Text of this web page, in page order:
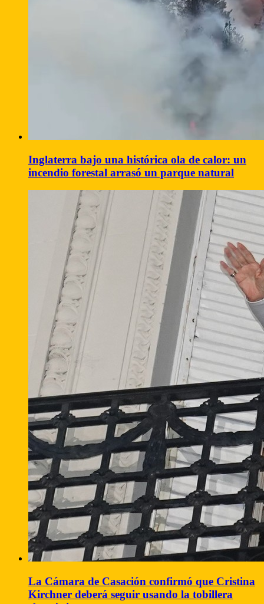
Inglaterra bajo una histórica ola de calor: un
incendio forestal arrasó un parque natural
La Cámara de Casación confirmó que Cristina
Kirchner deberá seguir usando la tobillera